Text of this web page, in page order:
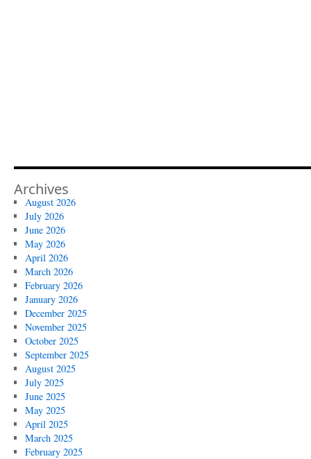
Archives
August 2026
July 2026
June 2026
May 2026
April 2026
March 2026
February 2026
January 2026
December 2025
November 2025
October 2025
September 2025
August 2025
July 2025
June 2025
May 2025
April 2025
March 2025
February 2025